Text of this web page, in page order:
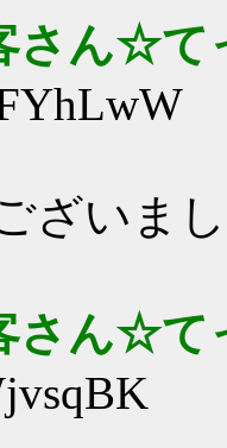
さん☆て
ざいま
さん☆て